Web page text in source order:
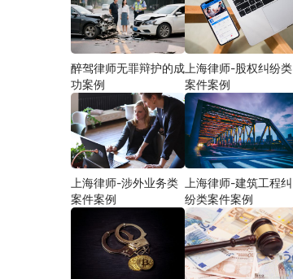
醉驾律师无罪辩护的成
功案例
上海律师-股权纠纷类
案件案例
上海律师-涉外业务类
案件案例
上海律师-建筑工程纠
纷类案件案例